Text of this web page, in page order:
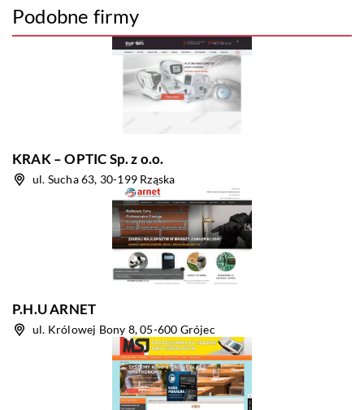
Podobne firmy
KRAK – OPTIC Sp. z o.o.
ul. Sucha 63, 30-199 Rząska
P.H.U ARNET
ul. Królowej Bony 8, 05-600 Grójec